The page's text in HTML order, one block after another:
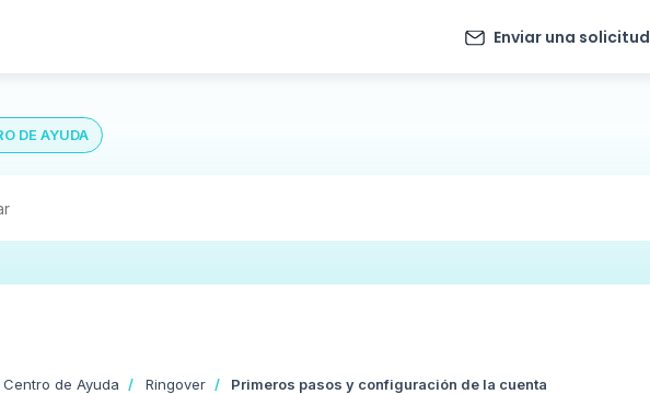
Enviar una solicitud
DE AYUDA
de Ayuda Ringover Primeros pasos y configuración de la cuenta